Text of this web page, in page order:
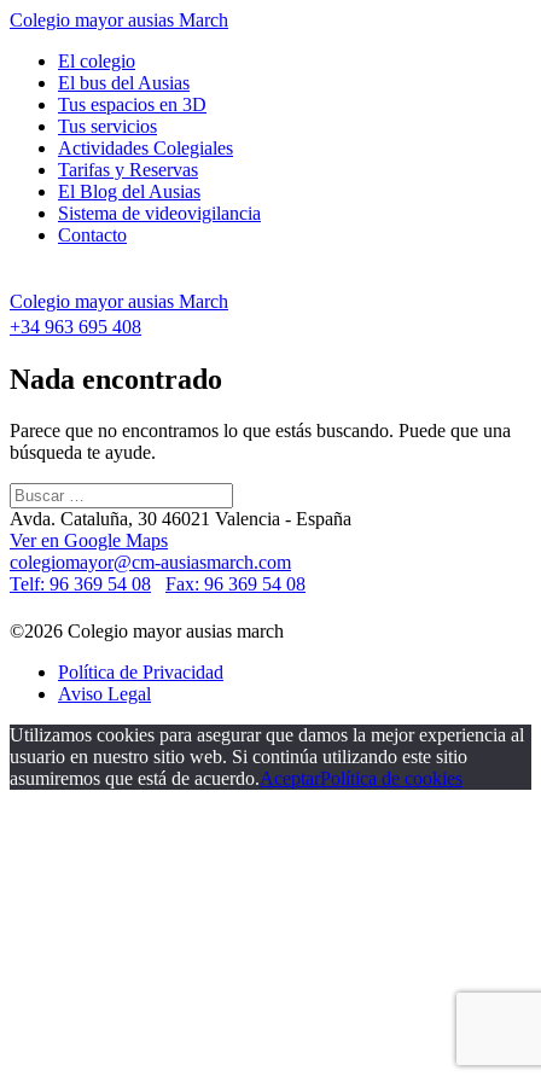
Colegio mayor ausias March
El colegio
El bus del Ausias
Tus espacios en 3D
Tus servicios
Actividades Colegiales
Tarifas y Reservas
El Blog del Ausias
Sistema de videovigilancia
Contacto
Colegio mayor ausias March
+34 963 695 408
Nada encontrado
Parece que no encontramos lo que estás buscando. Puede que una
búsqueda te ayude.
Avda. Cataluña, 30 46021 Valencia - España
Ver en Google Maps
colegiomayor@cm-ausiasmarch.com
Telf: 96 369 54 08
Fax: 96 369 54 08
©2026 Colegio mayor ausias march
Política de Privacidad
Aviso Legal
Utilizamos cookies para asegurar que damos la mejor experiencia al
usuario en nuestro sitio web. Si continúa utilizando este sitio
asumiremos que está de acuerdo.AceptarPolítica de cookies